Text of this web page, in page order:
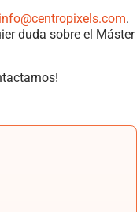
info@centropixels.com.
duda sobre el Máster